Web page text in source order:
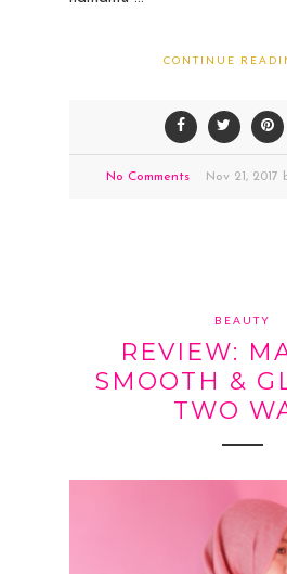
CONTINUE
No Comments Nov 21,2017
BEAUTY
REVIEW:
SMOOTH &
TWO